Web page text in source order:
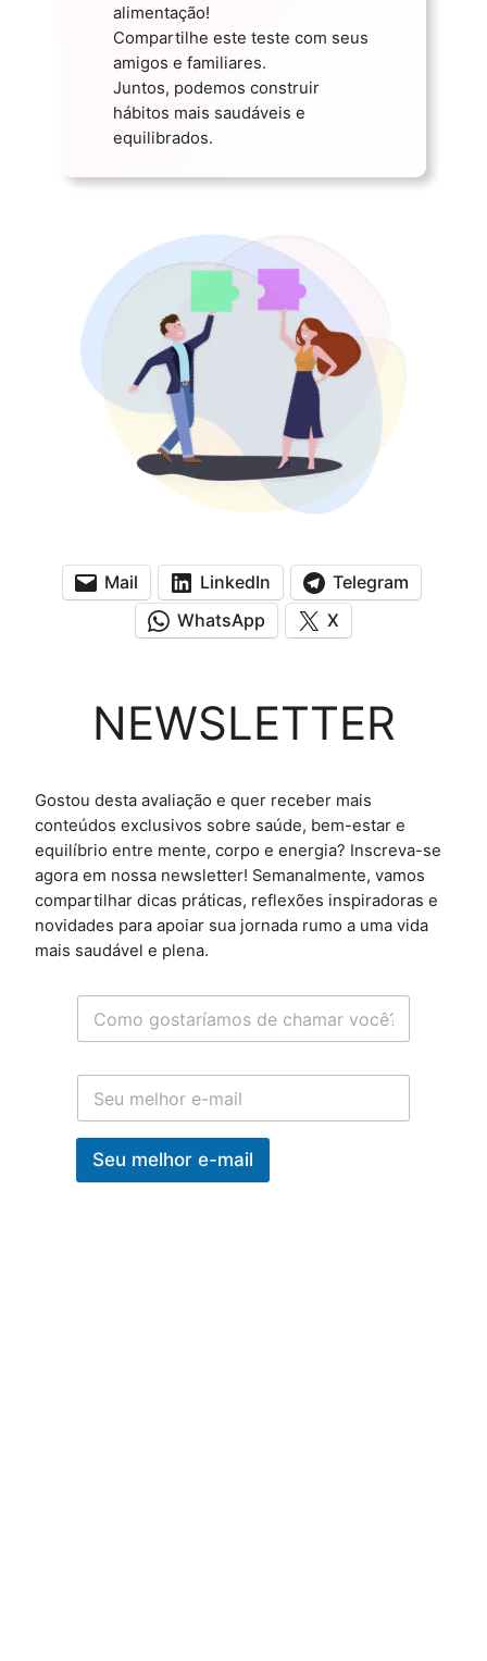
alimentação!
Compartilhe este teste com seus
amigos e familiares.
Juntos, podemos construir
hábitos mais saudáveis e
equilibrados.
Mail LinkedIn
Telegram
WhatsApp
X
NEWSLETTER
Gostou desta avaliação e quer receber mais
conteúdos exclusivos sobre saúde, bem-estar e
equilíbrio entre mente, corpo e energia? Inscreva-se
agora em nossa newsletter! Semanalmente, vamos
compartilhar dicas práticas, reflexões inspiradoras e
novidades para apoiar sua jornada rumo a uma vida
mais saudável e plena.
a
e
a
m
*
N
m
E
a
i
*
Seu melhor e-mail